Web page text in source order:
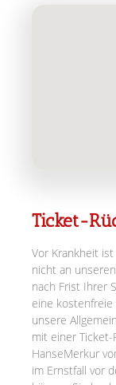
Ticket-
Vor Krankheit
nicht an
nach Frist Ihrer
eine
unsere
mit einer
HanseMerkur
im Ernstfall vor